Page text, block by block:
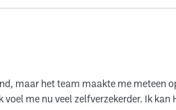
maar het team maakte me meteen
me nu veel zelfverzekerder. Ik kan